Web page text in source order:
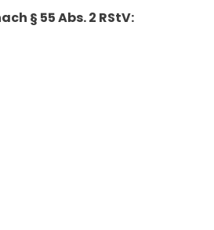
§ 55 Abs. 2 RStV: